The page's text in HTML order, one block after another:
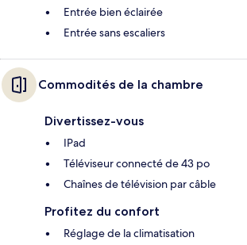
Entrée bien éclairée
Entrée sans escaliers
Commodités de la chambre
Divertissez-vous
IPad
Téléviseur connecté de 43 po
Chaînes de télévision par câble
Profitez du confort
Réglage de la climatisation